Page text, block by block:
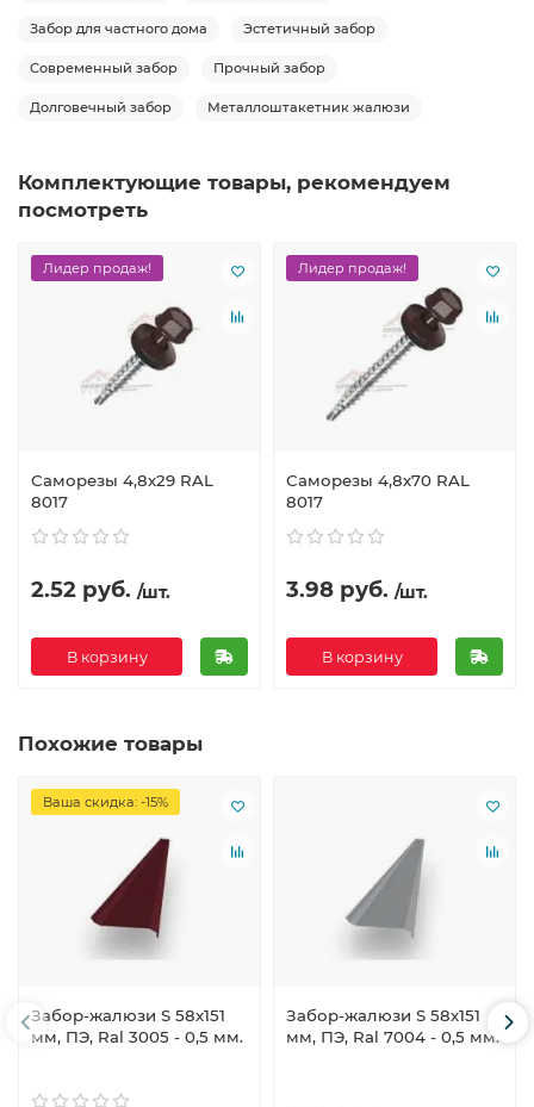
Забор для частного дома Эстетичный забор
Современный забор Прочный забор
Долговечный забор Металлоштакетник жалюзи
Комплектующие товары, рекомендуем
посмотреть
Лидер продаж!
Саморезы 4,8х29 RAL
8017
2.52 руб. /шт.
В корзину
Лидер продаж!
Саморезы 4,8х70 RAL
8017
3.98 руб. /шт.
В корзину
Похожие товары
Ваша скидка: -15%
Забор-жалюзи S 58х151
мм, ПЭ, Ral 3005 - 0,5 мм.
Забор-жалюзи S 58х151
мм, ПЭ, Ral 7004 - 0,5 мм.